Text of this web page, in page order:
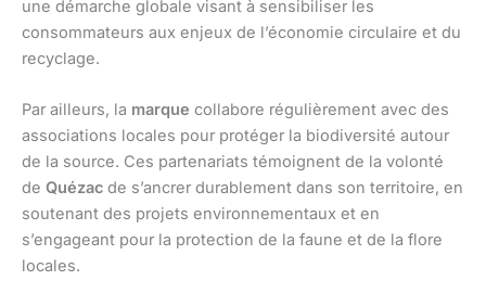
une démarche globale visant à sensibiliser les
consommateurs aux enjeux de l’économie circulaire et du
recyclage.
Par ailleurs, la marque collabore régulièrement avec des
associations locales pour protéger la biodiversité autour
de la source. Ces partenariats témoignent de la volonté
de Quézac de s’ancrer durablement dans son territoire, en
soutenant des projets environnementaux et en
s’engageant pour la protection de la faune et de la flore
locales.